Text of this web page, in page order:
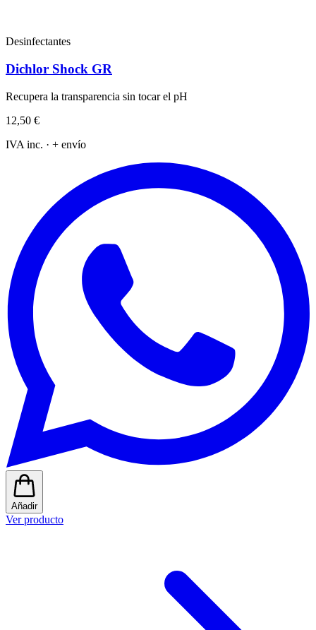
Desinfectantes
Dichlor Shock GR
Recupera la transparencia sin tocar el pH
12,50 €
IVA inc. · + envío
Añadir
Ver producto